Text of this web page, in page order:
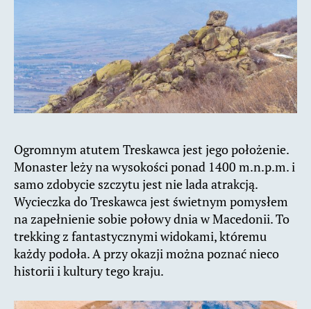
Ogromnym atutem Treskawca jest jego położenie.
Monaster leży na wysokości ponad 1400 m.n.p.m. i
samo zdobycie szczytu jest nie lada atrakcją.
Wycieczka do Treskawca jest świetnym pomysłem
na zapełnienie sobie połowy dnia w Macedonii. To
trekking z fantastycznymi widokami, któremu
każdy podoła. A przy okazji można poznać nieco
historii i kultury tego kraju.